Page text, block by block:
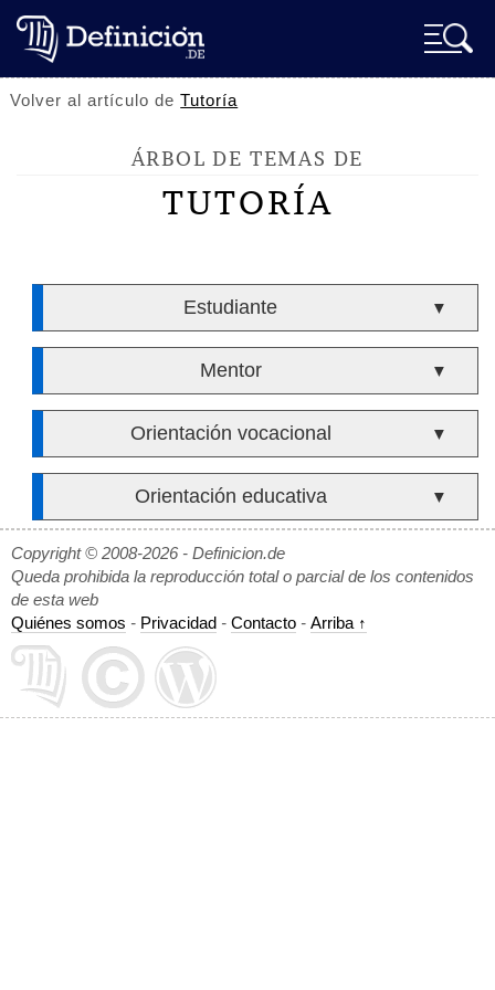
Volver al artículo deTutoría
ÁRBOL DE TEMAS DE
TUTORÍA
Estudiante ▼
Mentor ▼
Orientación vocacional ▼
Orientación educativa ▼
Copyright © 2008-2026 - Definicion.de
Queda prohibida la reproducción total o parcial de los contenidos
de esta web
Quiénes somos - Privacidad - Contacto - Arriba ↑